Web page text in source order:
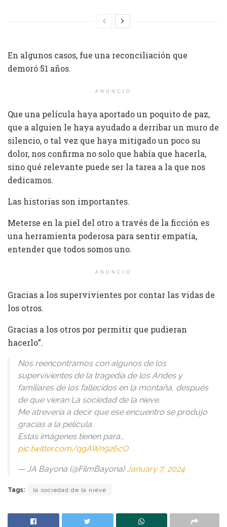
En algunos casos, fue una reconciliación que
demoró 51 años.
ANUNCIO
Que una película haya aportado un poquito de paz,
que a alguien le haya ayudado a derribar un muro de
silencio, o tal vez que haya mitigado un poco su
dolor, nos confirma no solo que había que hacerla,
sino qué relevante puede ser la tarea a la que nos
dedicamos.
Las historias son importantes.
Meterse en la piel del otro a través de la ficción es
una herramienta poderosa para sentir empatía,
entender que todos somos uno.
ANUNCIO
Gracias a los supervivientes por contar las vidas de
los otros.
Gracias a los otros por permitir que pudieran
hacerlo”.
Nos reencontramos con algunos de los
supervivientes de la tragedia de los Andes y
familiares de los fallecidos en la montaña, después
de que vieran La sociedad de la nieve.
Me atrevería a decir que ese encuentro se produjo
gracias a la película.
Estas imágenes tienen para…
pic.twitter.com/qgAWn926cO
— JA Bayona (@FilmBayona)January 7, 2024
Tags: la sociedad de la nieve